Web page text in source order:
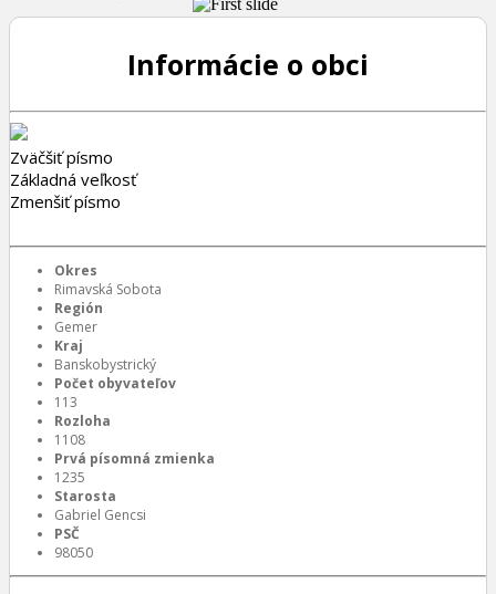
Informácie o obci
Zväčšiť písmo
Základná veľkosť
Zmenšiť písmo
Okres
Rimavská Sobota
Región
Gemer
Kraj
Banskobystrický
Počet obyvateľov
113
Rozloha
1108
Prvá písomná zmienka
1235
Starosta
Gabriel Gencsi
PSČ
98050